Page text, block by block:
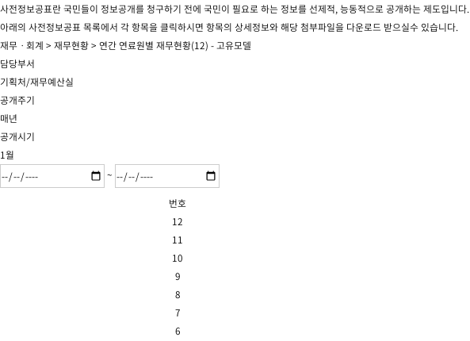
사전정보공표란 국민들이 정보공개를 청구하기 전에 국민이 필요로 하는 정보를 선제적, 능동적으로 공개하는 제도입니다.
아래의 사전정보공표 목록에서 각 항목을 클릭하시면 항목의 상세정보와 해당 첨부파일을 다운로드 받으실수 있습니다.
재무ㆍ회계 > 재무현황 > 연간 연료원별 재무현황(12) - 고유모델
담당부서
기획처/재무예산실
공개주기
매년
공개시기
1월
~
번호
12
11
10
9
8
7
6